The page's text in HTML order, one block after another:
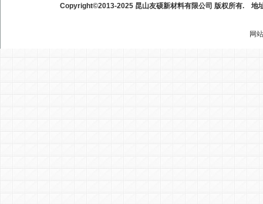
Copyright©2013-2025 昆山友硕新材料有限公司 版权所有. 地
网